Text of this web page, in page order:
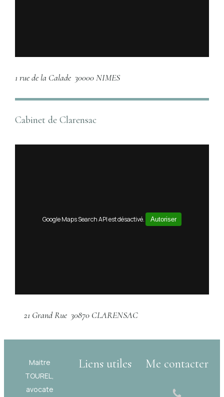
1 rue de la Calade 30000 NIMES
Cabinet de Clarensac
Google Maps Search API est désactivé. Autoriser
21 Grand Rue 30870 CLARENSAC
Maitre
TOUREL,
avocate
Liens utiles Me contacter